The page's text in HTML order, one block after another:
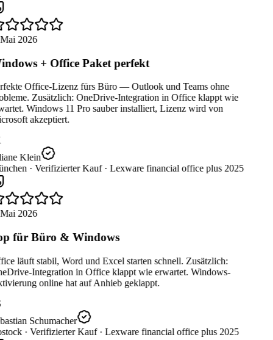
2026
+ Office Paket perfekt
Office-Lizenz fürs Büro — Outlook und Teams ohne
Zusätzlich: OneDrive-Integration in Office klappt wie
Windows 11 Pro sauber installiert, Lizenz wird von
akzeptiert.
Klein
· Verifizierter Kauf · Lexware financial office plus 2025
2026
für Büro & Windows
läuft stabil, Word und Excel starten schnell. Zusätzlich:
Integration in Office klappt wie erwartet. Windows-
online hat auf Anhieb geklappt.
Schumacher
· Verifizierter Kauf · Lexware financial office plus 2025